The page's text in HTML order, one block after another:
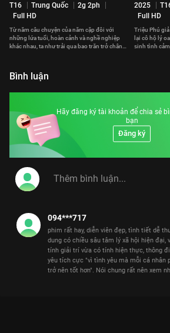
T16 Trung Quốc
2g 2ph
Full HD
Từ năm câu chuyện của năm cặp đôi với
những lứa tuổi, hoàn cảnh và nghề nghiệp
khác nhau, ta như trải qua bao trăn trở chân
2025
Full HD
Triệu Phú
lại cô hộ lý
sinh tình
Bình luận
Hãy đăng ký tài khoản để chia sẻ
bạn
Đăng ký
094***717
phim rất hay, diễn viên đẹp, tình tiết dễ
dung có chiều sâu tâm lý xã hội hiện đại,
tính giải trí vừa có tính hiện thực, thông
yêu tích cực "vì tình yêu mà mỗi cá nhân
trở nên tốt hơn". Nói chung rất nên xem